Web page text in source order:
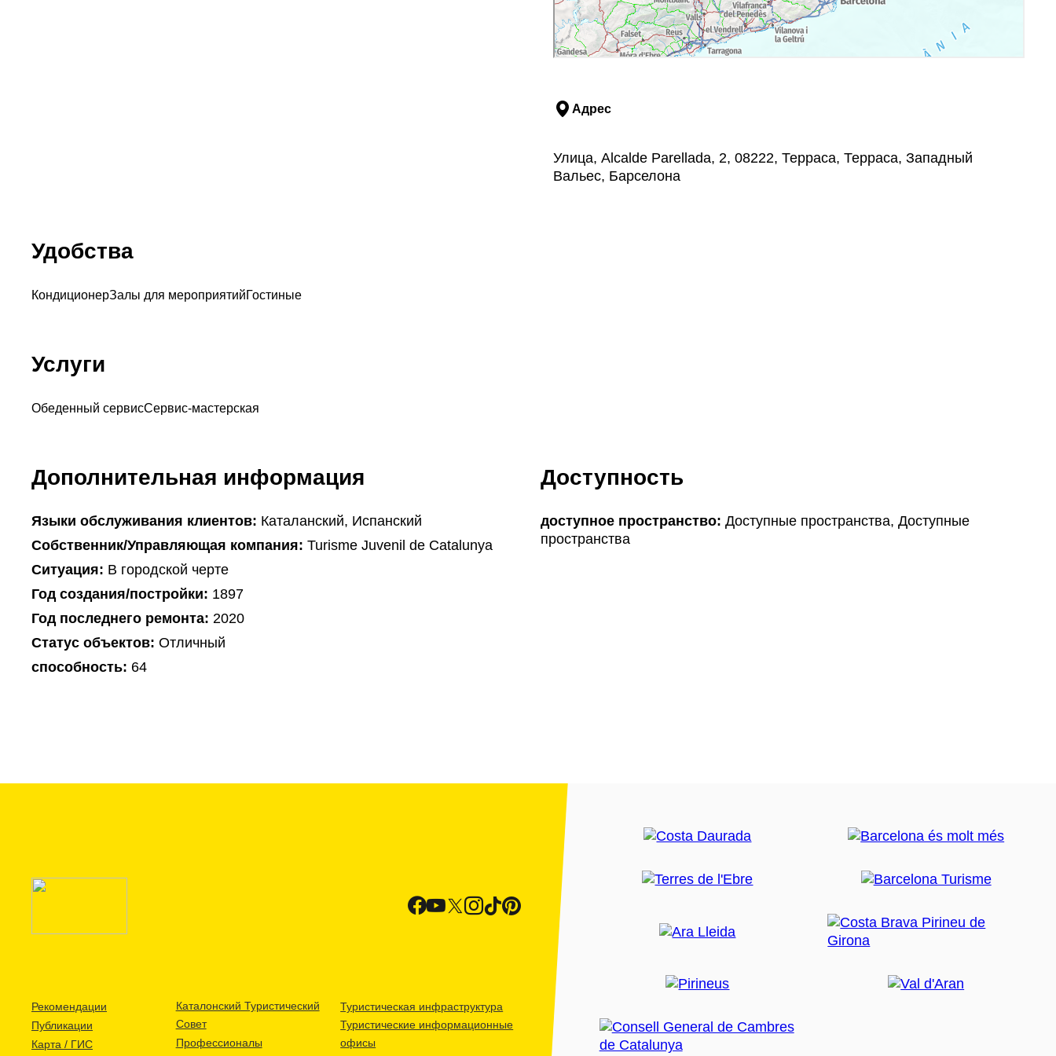
Адрес
Улица, Alcalde Parellada, 2, 08222, Терраса, Терраса, Западный
Вальес, Барселона
Удобства
КондиционерЗалы для мероприятийГостиные
Услуги
Обеденный сервисСервис-мастерская
Дополнительная информация
Языки обслуживания клиентов: Каталанский, Испанский
Собственник/Управляющая компания: Turisme Juvenil de Catalunya
Ситуация: В городской черте
Год создания/постройки: 1897
Год последнего ремонта: 2020
Статус объектов: Отличный
способность: 64
Доступность
доступное пространство: Доступные пространства, Доступные
пространства
Рекомендации
Публикации
Карта / ГИС
Каталонский Туристический
Совет
Профессионалы
Туристическая инфраструктура
Туристические информационные
офисы